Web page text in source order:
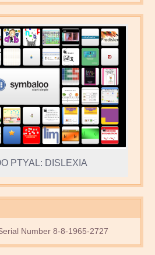
PTYAL: DISLEXIA